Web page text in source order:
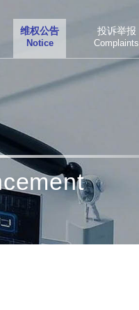
维权公告
Notice
投诉举报
Complaints